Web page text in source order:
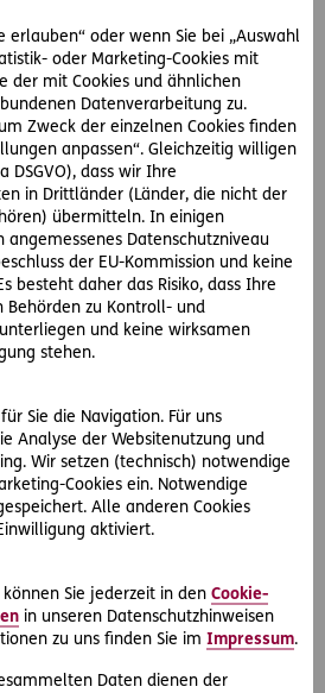
erlauben“ oder wenn Sie bei „Auswahl
oder Marketing-Cookies mit
der mit Cookies und ähnlichen
Datenverarbeitung zu.
Zweck der einzelnen Cookies finden
anpassen“. Gleichzeitig willigen
DSGVO), dass wir Ihre
in Drittländer (Länder, die nicht der
übermitteln. In einigen
Datenschutzniveau
der EU-Kommission und keine
besteht daher das Risiko, dass Ihre
Behörden zu Kontroll- und
und keine wirksamen
stehen.
Sie die Navigation. Für uns
Analyse der Websitenutzung und
Wir setzen (technisch) notwendige
Cookies ein. Notwendige
Alle anderen Cookies
aktiviert.
Sie jederzeit in den Cookie-
in unseren Datenschutzhinweisen
zu uns finden Sie im Impressum.
Daten dienen der
Sie?
erreichen?